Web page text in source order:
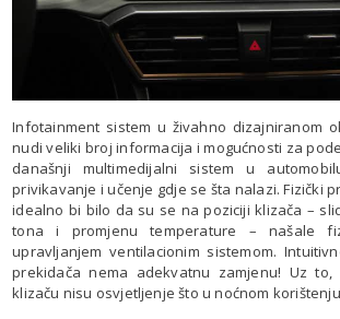
Infotainment sistem u živahno dizajniranom
nudi veliki broj informacija i mogućnosti za
današnji multimedijalni sistem u
privikavanje i učenje gdje se šta nalazi. Fizički
idealno bi bilo da su se na poziciji klizača –
tona i promjenu temperature – našale
upravljanjem ventilacionim sistemom.
prekidača nema adekvatnu zamjenu! Uz
klizaču nisu osvjetljenje što u noćnom